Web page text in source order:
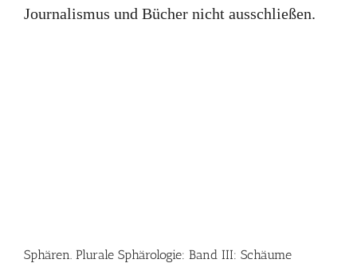
Journalismus und Bücher nicht ausschließen.
Sphären. Plurale Sphärologie: Band III: Schäume